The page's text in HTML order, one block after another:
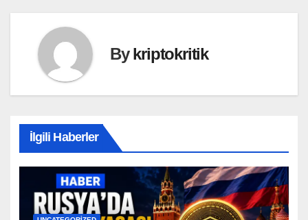
Bykriptokritik
İlgili Haberler